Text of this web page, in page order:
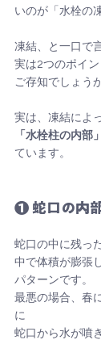
いのが「水栓の
凍結、と一口で
実は2つのポイ
ご存知でしょう
実は、凍結によ
「水栓柱の内部」
ています。
❶ 蛇口の内
蛇口の中に残っ
中で体積が膨張
パターンです。
最悪の場合、春
に
蛇口から水が噴